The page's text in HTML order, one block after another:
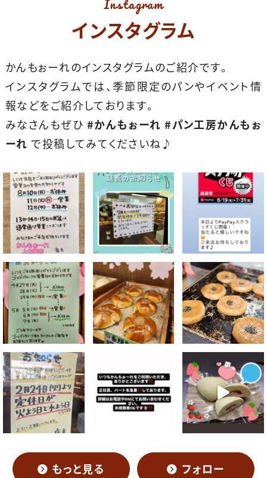
Instagram
インスタグラム
かんもぉーれのインスタグラムのご紹介です。
インスタグラムでは、季節限定のパンやイベント情
報などをご紹介しております。
みなさんもぜひ #かんもぉーれ #パン工房かんもぉ
ーれで投稿してみてくださいね♪
もっと見る フォロー